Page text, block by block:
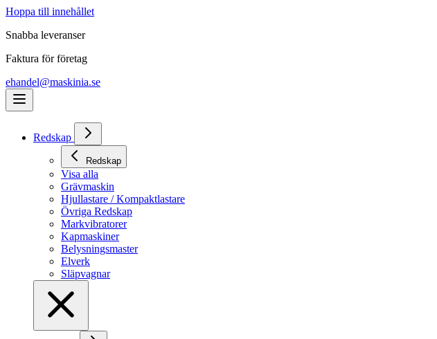
Hoppa till innehållet
Snabba leveranser
Faktura för företag
ehandel@maskinia.se
Redskap
Redskap
Visa alla
Grävmaskin
Hjullastare / Kompaktlastare
Övriga Redskap
Markvibratorer
Kapmaskiner
Belysningsmaster
Elverk
Släpvagnar